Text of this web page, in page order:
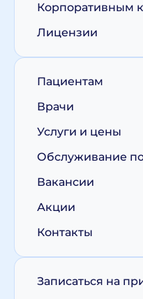
Корпоративным
Лицензии
Пациентам
Врачи
Услуги и цены
Обслуживание
Вакансии
Акции
Контакты
Записаться на